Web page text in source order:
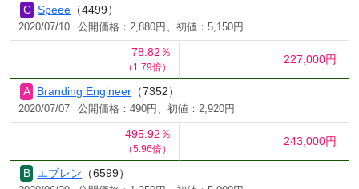
Speee （4499）
2020/07/10 公開価格：2,880円、初値：5,150円
78.82％
（1.79倍）
227,000円
Branding Engineer （7352）
2020/07/07 公開価格：490円、初値：2,920円
495.92％
（5.96倍）
243,000円
エブレン （6599）